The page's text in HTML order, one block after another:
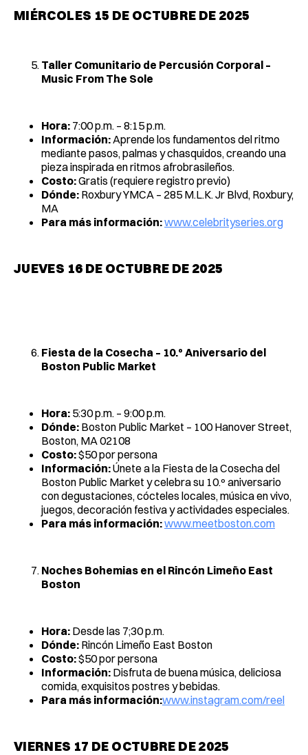
MIÉRCOLES 15 DE OCTUBRE DE 2025
Taller Comunitario de Percusión Corporal –
Music From The Sole
Hora: 7:00 p.m. – 8:15 p.m.
Información:Aprende los fundamentos del ritmo
mediante pasos, palmas y chasquidos, creando una
pieza inspirada en ritmos afrobrasileños.
Costo:Gratis (requiere registro previo)
Dónde: Roxbury YMCA – 285 M.L.K. Jr Blvd, Roxbury,
MA
Para más información:www.celebrityseries.org
JUEVES 16 DE OCTUBRE DE 2025
Fiesta de la Cosecha – 10.º Aniversario del
Boston Public Market
Hora: 5:30 p.m. – 9:00 p.m.
Dónde: Boston Public Market – 100 Hanover Street,
Boston, MA 02108
Costo:$50 por persona
Información:Únete a la Fiesta de la Cosecha del
Boston Public Market y celebra su 10.º aniversario
con degustaciones, cócteles locales, música en vivo,
juegos, decoración festiva y actividades especiales.
Para más información:www.meetboston.com
Noches Bohemias en el Rincón Limeño East
Boston
Hora: Desde las 7;30 p.m.
Dónde: Rincón Limeño East Boston
Costo:$50 por persona
Información: Disfruta de buena música, deliciosa
comida, exquisitos postres y bebidas.
Para más información:www.instagram.com/reel
VIERNES 17 DE OCTUBRE DE 2025